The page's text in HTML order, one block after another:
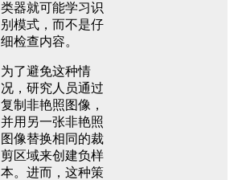
类器就可能学习识
别模式，而不是仔
细检查内容。
为了避免这种情
况，研究人员通过
复制非艳照图像，
并用另一张非艳照
图像替换相同的裁
剪区域来创建负样
本。进而，这种策